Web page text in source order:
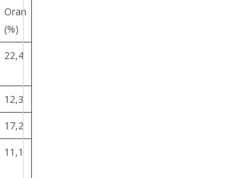
Oran
(%)
22,4
12,3
17,2
11,1